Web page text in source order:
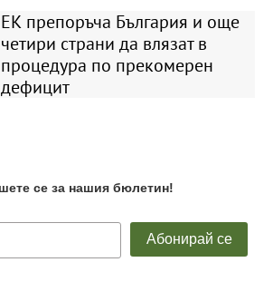
ЕК препоръча България и още
четири страни да влязат в
процедура по прекомерен
дефицит